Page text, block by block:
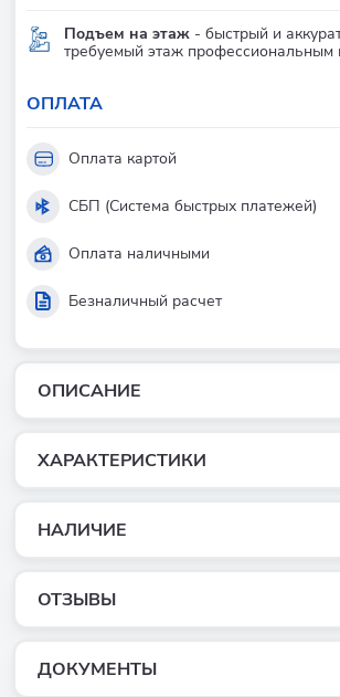
ОПИСАНИЕ
ХАРАКТЕРИСТИКИ
НАЛИЧИЕ
ОТЗЫВЫ
ДОКУМЕНТЫ
Подъем на этаж - быстрый и
требуемый этаж профессиональным
ОПЛАТА
Оплата картой
СБП (Система быстрых платежей)
Оплата наличными
Безналичный расчет